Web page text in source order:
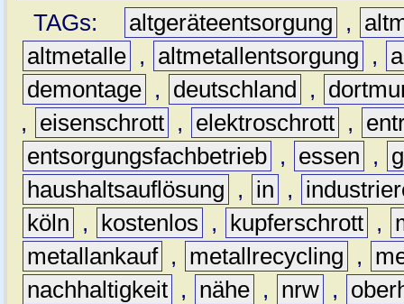
TAGs: altgeräteentsorgung ,
altmetalle , altmetallentsorgung ,
demontage , deutschland ,
,
eisenschrott , elektroschrott ,
entsorgungsfachbetrieb , essen ,
haushaltsauflösung
, in ,
köln
, kostenlos , kupferschrott ,
metallankauf , metallrecycling ,
nachhaltigkeit , nähe , nrw ,